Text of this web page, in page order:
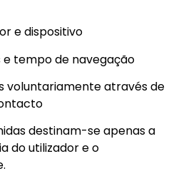
e dispositivo
e tempo de navegação
voluntariamente através de
destinam-se apenas a
do utilizador e o